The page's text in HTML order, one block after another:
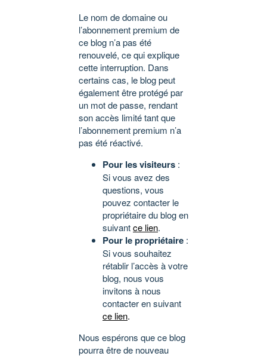
Le nom de domaine ou
l’abonnement premium de
ce blog n’a pas été
renouvelé, ce qui explique
cette interruption. Dans
certains cas, le blog peut
également être protégé par
un mot de passe, rendant
son accès limité tant que
l’abonnement premium n’a
pas été réactivé.
Pour les visiteurs :
Si vous avez des
questions, vous
pouvez contacter le
propriétaire du blog en
suivantce lien.
Pour le propriétaire :
Si vous souhaitez
rétablir l’accès à votre
blog, nous vous
invitons à nous
contacter en suivant
ce lien.
Nous espérons que ce blog
pourra être de nouveau